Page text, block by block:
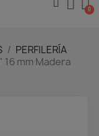
PERFILERÍA
16 mm Madera